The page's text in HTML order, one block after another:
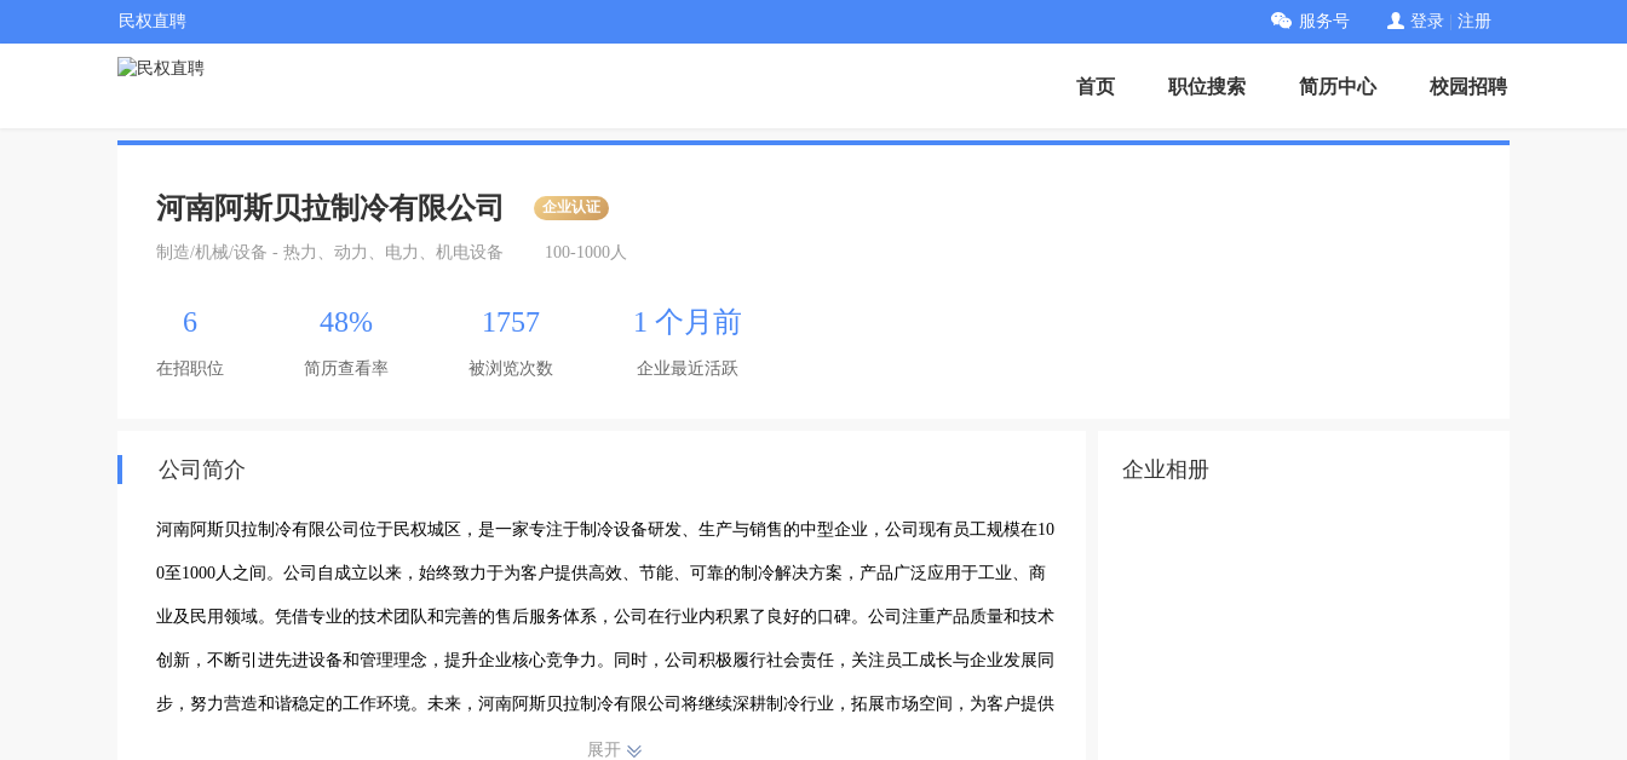
民权直聘 服务号 登录 注册
首页 职位搜索 简历中心 校园招聘
河南阿斯贝拉制冷有限公司 企业认证
制造/机械/设备 - 热力、动力、电力、机电设备 100-1000人
6
在招职位
48%
简历查看率
1757
被浏览次数
1 个月前
企业最近活跃
公司简介
河南阿斯贝拉制冷有限公司位于民权城区，是一家专注于制冷设备研发、生产与销售的中型企业，公司现有员工规模在10
0至1000人之间。公司自成立以来，始终致力于为客户提供高效、节能、可靠的制冷解决方案，产品广泛应用于工业、商
业及民用领域。凭借专业的技术团队和完善的售后服务体系，公司在行业内积累了良好的口碑。公司注重产品质量和技术
创新，不断引进先进设备和管理理念，提升企业核心竞争力。同时，公司积极履行社会责任，关注员工成长与企业发展同
步，努力营造和谐稳定的工作环境。未来，河南阿斯贝拉制冷有限公司将继续深耕制冷行业，拓展市场空间，为客户提供
展开
企业相册